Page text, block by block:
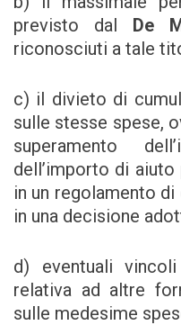
previsto dal De
riconosciuti a tale
c) il divieto di
sulle stesse spese,
superamento
dell’importo di
in un regolamento
in una decisione
d) eventuali
relativa ad altre
sulle medesime